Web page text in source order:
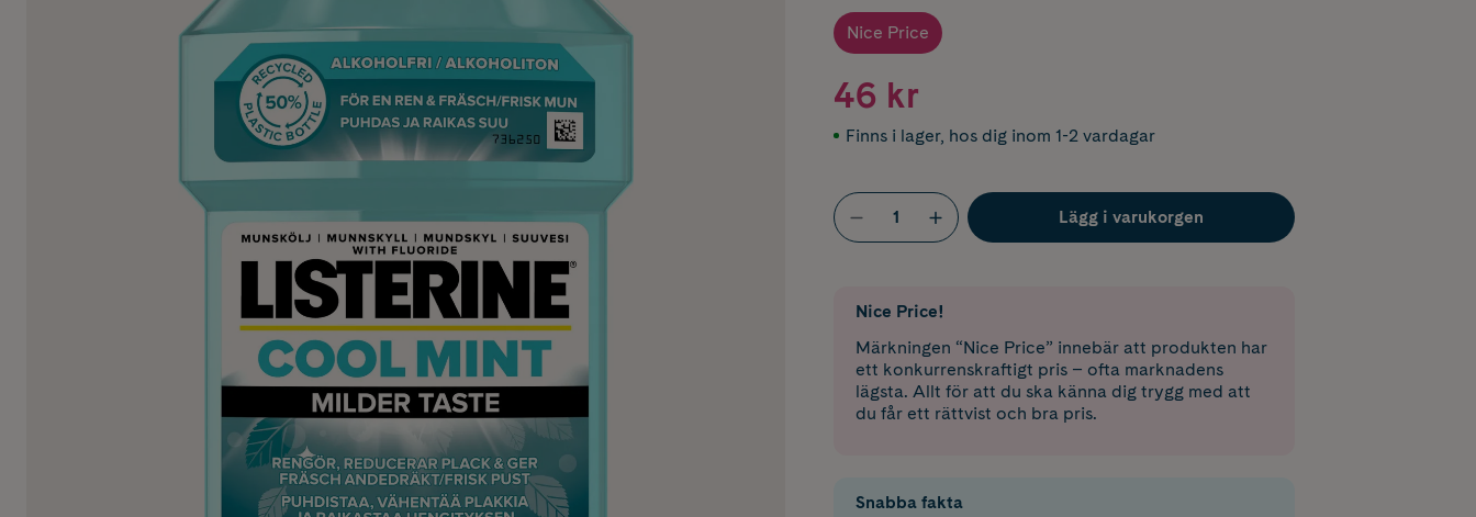
Nice Price
46 kr
Finns i lager, hos dig inom 1-2 vardagar
Lägg i varukorgen
Nice Price!
Märkningen “Nice Price” innebär att produkten har
ett konkurrenskraftigt pris – ofta marknadens
lägsta. Allt för att du ska känna dig trygg med att
du får ett rättvist och bra pris.
Snabba fakta